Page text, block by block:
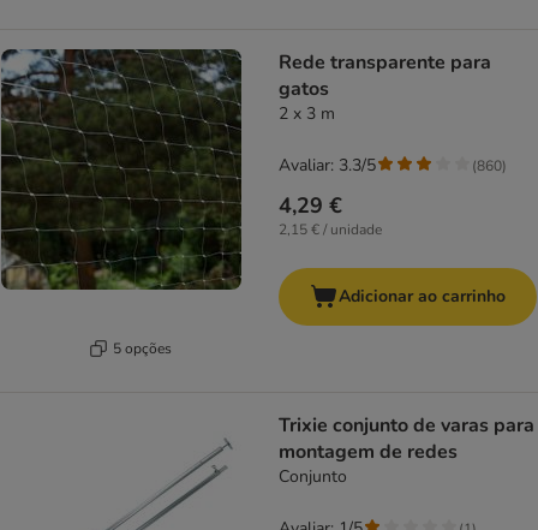
5 opções
Rede transparente para
gatos
2 x 3 m
4,29 €
2,15 € / unidade
Avaliar: 3.3/5 (860)
Adicionar ao carrinho
Trixie conjunto de varas para
montagem de redes
Conjunto